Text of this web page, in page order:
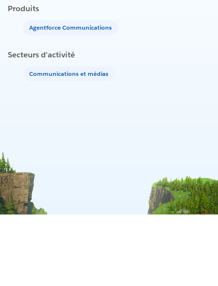
Produits
Agentforce Communications
Secteurs d'activité
Communications et médias